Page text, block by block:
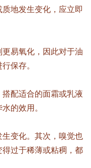
地发生变化，应立即
易氧化，因此对于油
保存。
配适合的面霜或乳液
的效用。
变化。其次，嗅觉也
过于稀薄或粘稠，都